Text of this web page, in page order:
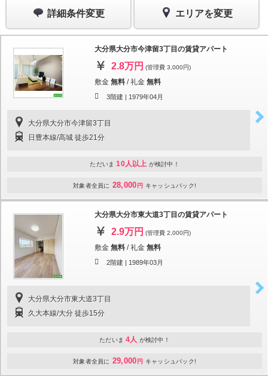
詳細条件変更 エリアを変更
大分県大分市今津留3丁目の賃貸アパート
2.8万円 (管理費 3,000円)
敷金 無料 /礼金 無料
3階建 | 1979年04月
大分県大分市今津留3丁目
日豊本線/高城 徒歩21分
ただいま 10人以上 が検討中！
対象者全員に 28,000 円 キャッシュバック!
大分県大分市東大道3丁目の賃貸アパート
2.9万円 (管理費 2,000円)
敷金 無料 /礼金 無料
2階建 | 1989年03月
大分県大分市東大道3丁目
久大本線/大分 徒歩15分
ただいま 4人 が検討中！
対象者全員に 29,000 円 キャッシュバック!